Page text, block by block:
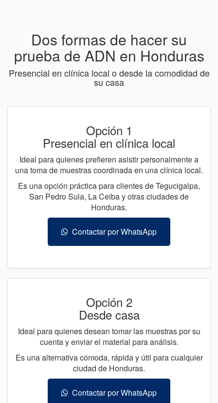
Dos formas de hacer su
prueba de ADN en Honduras
Presencial en clínica local o desde la comodidad de
su casa
Opción 1
Presencial en clínica local
Ideal para quienes prefieren asistir personalmente a
una toma de muestras coordinada en una clínica local.
Es una opción práctica para clientes de Tegucigalpa,
San Pedro Sula, La Ceiba y otras ciudades de
Honduras.
Contactar por WhatsApp
Opción 2
Desde casa
Ideal para quienes desean tomar las muestras por su
cuenta y enviar el material para análisis.
Es una alternativa cómoda, rápida y útil para cualquier
ciudad de Honduras.
Contactar por WhatsApp